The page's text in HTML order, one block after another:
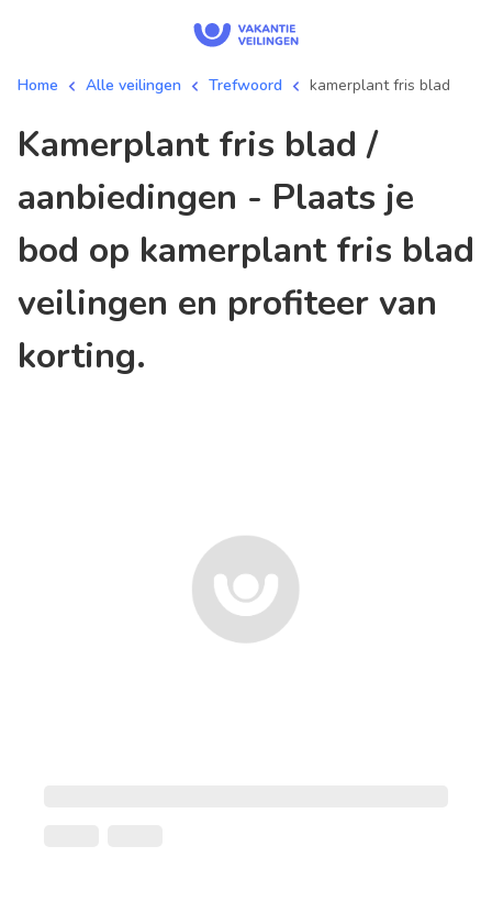
Home Alle veilingen Trefwoord kamerplant fris blad
kamerplant fris blad /
aanbiedingen - Plaats je
bod op kamerplant fris blad
veilingen en profiteer van
korting.